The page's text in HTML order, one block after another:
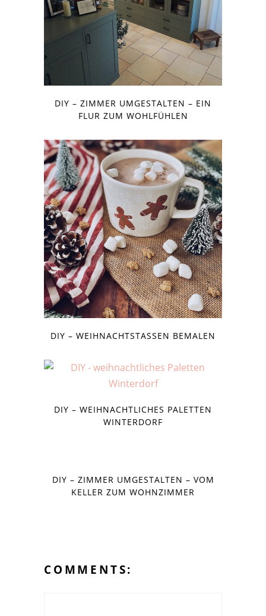
DIY – ZIMMER UMGESTALTEN – EIN
FLUR ZUM WOHLFÜHLEN
DIY – WEIHNACHTSTASSEN BEMALEN
DIY – WEIHNACHTLICHES PALETTEN
WINTERDORF
DIY – ZIMMER UMGESTALTEN – VOM
KELLER ZUM WOHNZIMMER
COMMENTS: